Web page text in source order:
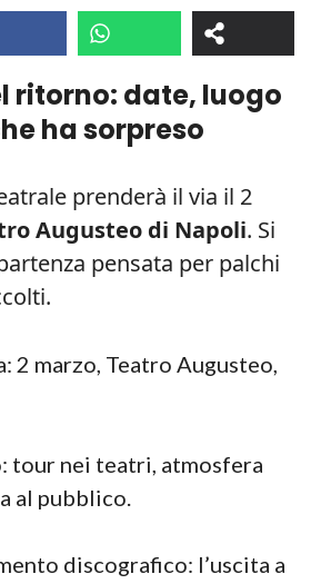
ritorno: date, luogo
ha sorpreso
prenderà il via il 2
Augusteo di Napoli. Si
pensata per palchi
2 marzo, Teatro Augusteo,
tour nei teatri, atmosfera
al pubblico.
discografico: l’uscita a